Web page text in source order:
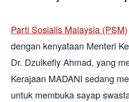
Parti Sosialis Malaysia (PSM)
dengan kenyataan Menteri
Dr. Dzulkefly Ahmad, yang
Kerajaan MADANI sedang
untuk membuka sayap